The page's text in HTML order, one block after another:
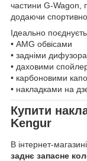
частини G-Wagon,
додаючи
Ідеально
• AMG обвісами
• задніми
• даховими
• карбоновими
• накладками на
Купити
Kengur
В інтернет-
заднє запасне